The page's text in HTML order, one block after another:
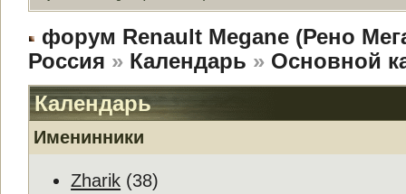
форум Renault Megane (Рено
Россия » Календарь » Основной
Календарь
Именинники
Zharik (38)